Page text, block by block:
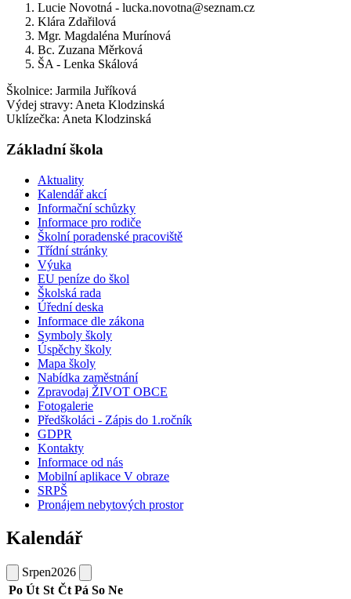
Lucie Novotná - lucka.novotna@seznam.cz
Klára Zdařilová
Mgr. Magdaléna Murínová
Bc. Zuzana Měrková
ŠA - Lenka Skálová
Školnice: Jarmila Juříková
Výdej stravy: Aneta Klodzinská
Uklízečka: Aneta Klodzinská
Základní škola
Aktuality
Kalendář akcí
Informační schůzky
Informace pro rodiče
Školní poradenské pracoviště
Třídní stránky
Výuka
EU peníze do škol
Školská rada
Úřední deska
Informace dle zákona
Symboly školy
Úspěchy školy
Mapa školy
Nabídka zaměstnání
Zpravodaj ŽIVOT OBCE
Fotogalerie
Předškoláci - Zápis do 1.ročník
GDPR
Kontakty
Informace od nás
Mobilní aplikace V obraze
SRPŠ
Pronájem nebytových prostor
Kalendář
Srpen2026
Po Út St Čt Pá So Ne